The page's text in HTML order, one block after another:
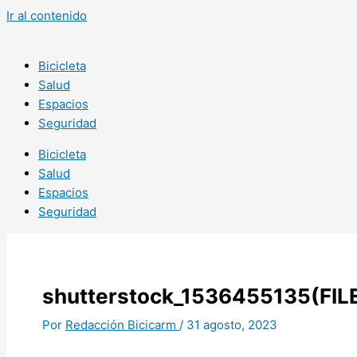
Ir al contenido
Bicicleta
Salud
Espacios
Seguridad
Bicicleta
Salud
Espacios
Seguridad
Por Redacción Bicicarm / 31 agosto, 2023